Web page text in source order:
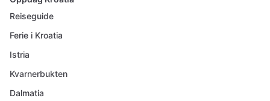
Reiseguide
Ferie i Kroatia
Istria
Kvarnerbukten
Dalmatia